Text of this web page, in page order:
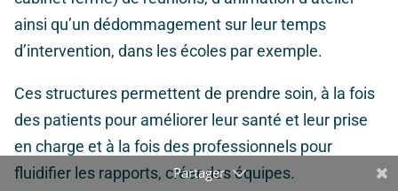
ainsi qu’un dédommagement sur leur temps
d’intervention, dans les écoles par exemple.
Ces structures permettent de prendre soin, à la fois
des patients pour améliorer leur santé et leur prise
en charge et à la fois des professionnels pour
fluidifier les rapports, créer des équipes.